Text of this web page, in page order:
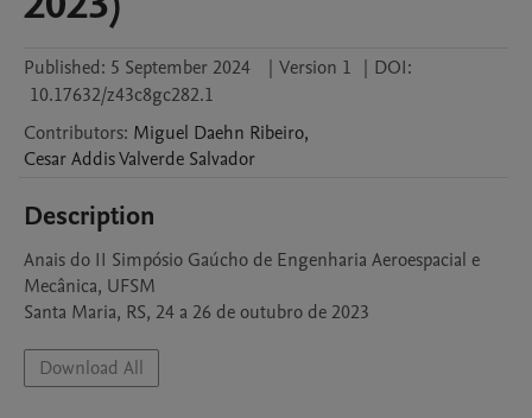
Published: 5 September 2024 | Version 1 | DOI:
10.17632/z43c8gc282.1
Contributors: Miguel Daehn Ribeiro,
Cesar Addis Valverde Salvador
Description
Anais do II Simpósio Gaúcho de Engenharia Aeroespacial e
Mecânica, UFSM
Santa Maria, RS, 24 a 26 de outubro de 2023
Download All